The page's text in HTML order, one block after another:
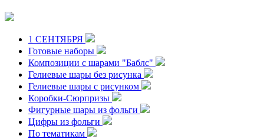
1 СЕНТЯБРЯ
Готовые наборы
Композиции с шарами "Баблс"
Гелиевые шары без рисунка
Гелиевые шары с рисунком
Коробки-Сюрпризы
Фигурные шары из фольги
Цифры из фольги
По тематикам